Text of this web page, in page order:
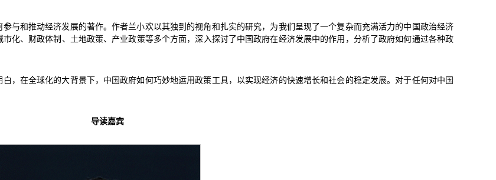
与和推动经济发展的著作。作者兰小欢以其独到的视角和扎实的研究，为我们呈现了一个复杂而充满活力的中国政治经济
化、财政体制、土地政策、产业政策等多个方面，深入探讨了中国政府在经济发展中的作用，分析了政府如何通过各种政
，在全球化的大背景下，中国政府如何巧妙地运用政策工具，以实现经济的快速增长和社会的稳定发展。对于任何对中国
导读嘉宾